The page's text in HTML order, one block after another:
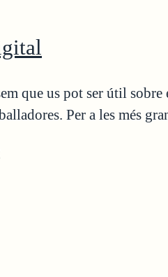
que us pot ser útil
Per a les més